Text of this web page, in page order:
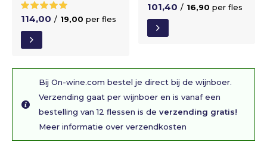
114,00 / 19,00 per fles
101,40 / 16,90 per fles
Bij On-wine.com bestel je direct bij de wijnboer.
Verzending gaat per wijnboer en is vanaf een
bestelling van 12 flessen is de verzending gratis!
Meer informatie over verzendkosten